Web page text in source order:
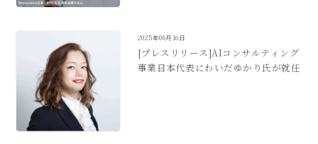
2025年06月16日
[プレスリリース]AIコンサルティング
事業日本代表にわいだゆかり氏が就任